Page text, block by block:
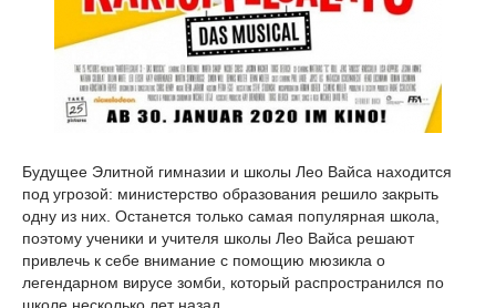
Будущее Элитной гимназии и школы Лео Вайса находится
под угрозой: министерство образования решило закрыть
одну из них. Останется только самая популярная школа,
поэтому ученики и учителя школы Лео Вайса решают
привлечь к себе внимание с помощию мюзикла о
легендарном вирусе зомби, который распространился по